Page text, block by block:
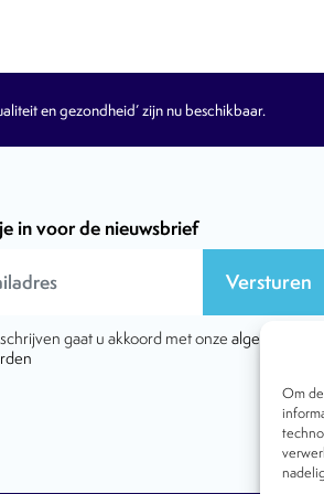
Om
en gezondheid’ zijn nu beschikbaar.
in voor de nieuwsbrief
Versturen
gaat u akkoord met onze algemene